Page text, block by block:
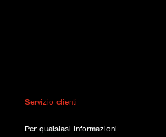
Servizio clienti
Per qualsiasi informazioni